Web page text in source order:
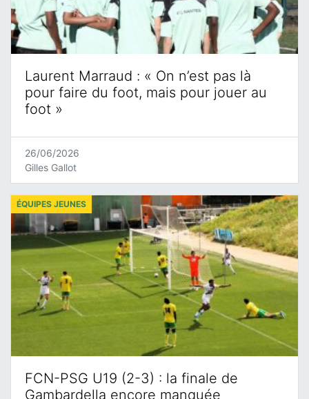
Laurent Marraud : « On n’est pas là
pour faire du foot, mais pour jouer au
foot »
26/06/2026
Gilles Gallot
FCN-PSG U19 (2-3) : la finale de
Gambardella encore manquée
ÉQUIPES JEUNES